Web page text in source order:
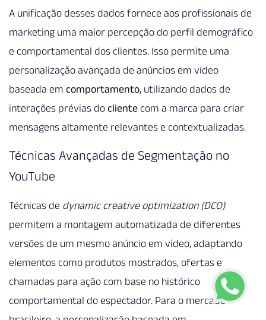
A unificação desses dados fornece aos profissionais de
marketing uma maior percepção do perfil demográfico
e comportamental dos clientes. Isso permite uma
personalização avançada de anúncios em vídeo
baseada em comportamento, utilizando dados de
interações prévias do cliente com a marca para criar
mensagens altamente relevantes e contextualizadas.
Técnicas Avançadas de Segmentação no
YouTube
Técnicas de dynamic creative optimization (DCO)
permitem a montagem automatizada de diferentes
versões de um mesmo anúncio em vídeo, adaptando
elementos como produtos mostrados, ofertas e
chamadas para ação com base no histórico
comportamental do espectador. Para o mercado